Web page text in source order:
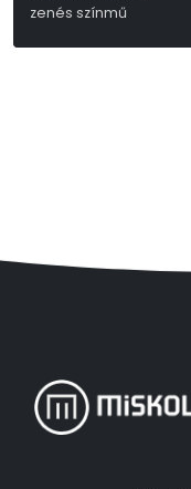
zenés színmű